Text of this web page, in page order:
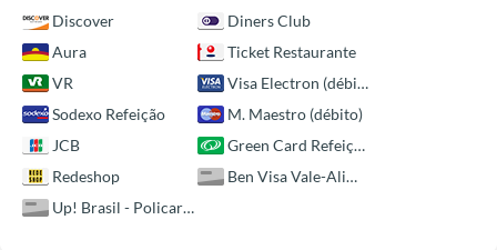
Discover
Diners Club
Aura
Ticket Restaurante
VR
Visa Electron (débito)
Sodexo Refeição
M. Maestro (débito)
JCB
Green Card Refeição
Redeshop
Ben Visa Vale-Alimentação ou Restaurante
Up! Brasil - Policard Refeição